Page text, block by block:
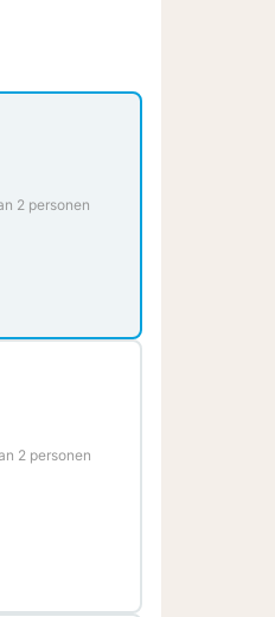
2 personen
Kamer met King
2 personen